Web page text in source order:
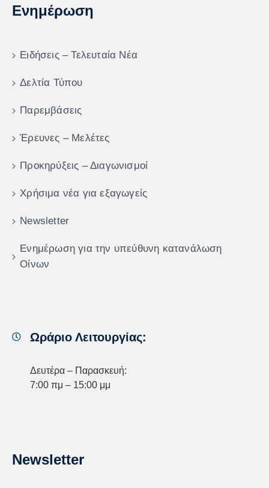
Ενημέρωση
Ειδήσεις – Τελευταία Νέα
Δελτία Τύπου
Παρεμβάσεις
Έρευνες – Μελέτες
Προκηρύξεις – Διαγωνισμοί
Χρήσιμα νέα για εξαγωγείς
Newsletter
Ενημέρωση για την υπεύθυνη κατανάλωση
Οίνων
Ωράριο Λειτουργίας:
Δευτέρα – Παρασκευή:
7:00 πμ – 15:00 μμ
Newsletter